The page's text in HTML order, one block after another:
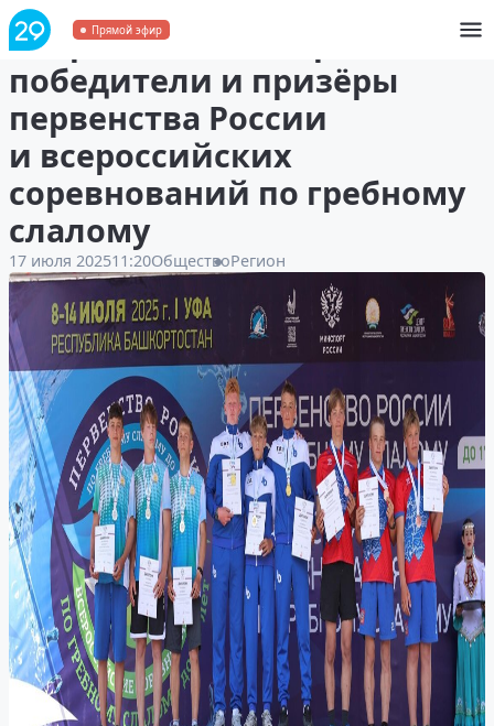
Прямой эфир
Спортсмены Поморья —
победители и призёры
первенства России
и всероссийских
соревнований по гребному
слалому
17 июля 202511:20ОбществоРегион